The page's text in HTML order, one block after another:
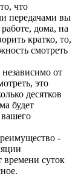
что
передачами вы
дома, на
кратко, то,
смотреть
от
это
десятков
будет
вашего
-
времени суток